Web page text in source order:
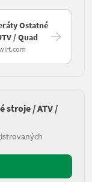
Ostatné
/ Quad
stroje / ATV /